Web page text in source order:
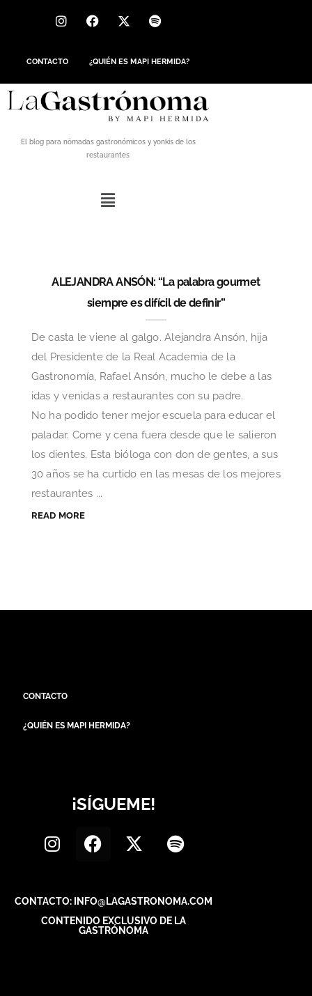
CONTACTO ¿QUIÉN ES MAPI HERMIDA?
El blog para nómadas gastronómicos y yonkis de los
restaurantes
ALEJANDRA ANSÓN: “La palabra gourmet
siempre es difícil de definir”
De casta le viene al galgo. Alejandra Ansón, hija
del Presidente de la Real Academia de la
Gastronomía, Rafael Ansón, mucho le debe a las
idas y venidas a restaurantes con su padre.
No ha podido tener mejor escuela para educar el
paladar. Come y cena fuera desde que le salieron
los dientes. Esta bióloga con don de gentes, a sus
30 años se ha curtido en las mesas de los mejores
restaurantes ...
READ MORE
CONTACTO
¿QUIÉN ES MAPI HERMIDA?
¡SÍGUEME!
CONTACTO: INFO@LAGASTRONOMA.COM
CONTENIDO EXCLUSIVO DE LA
GASTRÓNOMA